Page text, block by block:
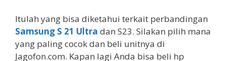
Itulah yang bisa diketahui terkait perbandingan
Samsung S 21 Ultra dan S23. Silakan pilih mana
yang paling cocok dan beli unitnya di
Jagofon.com. Kapan lagi Anda bisa beli hp